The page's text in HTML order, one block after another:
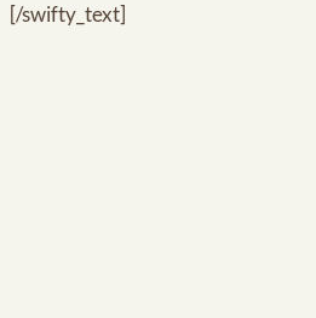
[/swifty_text]